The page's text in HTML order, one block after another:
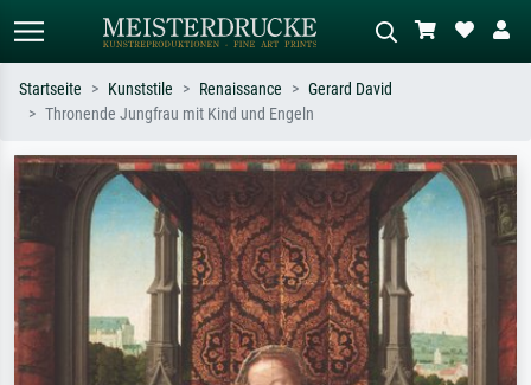
Suchen Sie nach Künstlern, Werktiteln
oder Stilen – z.B. Monet,
Sternennacht, Impressionismus, Welle
Hokusai, Akt.
Beschreiben Sie die Szene – z.B. Grüne
Wiese, Abstrakt mit viel Rot, Dunkles
Ölgemälde, Stehender Akt neben einem
Baum.
Startseite Kunststile Renaissance
Gerard David
Thronende Jungfrau mit Kind und Engeln